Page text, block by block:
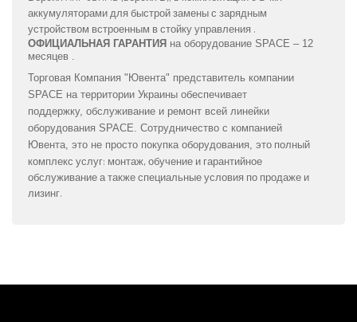
аккумуляторами для быстрой замены с зарядным
устройством встроенным в стойку управления .
ОФИЦИАЛЬНАЯ ГАРАНТИЯ на оборудование SPACE – 12
месяцев .
Торговая Компания "Ювента" представитель компании
SPACE на территории Украины обеспечивает
поддержку, обслуживание и ремонт всей линейки
оборудования SPACE. Сотрудничество с компанией
Ювента, это не просто покупка оборудования, это полный
комплекс услуг: монтаж, обучение и гарантийное
обслуживание а также специальные условия по продаже и
лизинг.